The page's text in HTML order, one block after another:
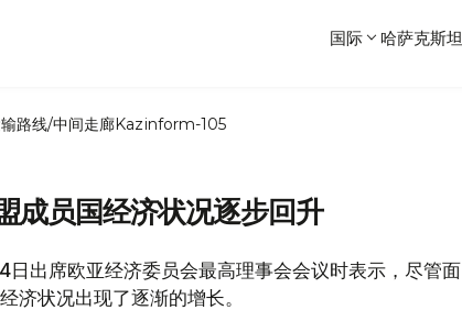
国际 哈萨克斯坦
路线/中间走廊Kazinform-105
成员国经济状况逐步回升
出席欧亚经济委员会最高理事会会议时表示，尽管面
济状况出现了逐渐的增长。